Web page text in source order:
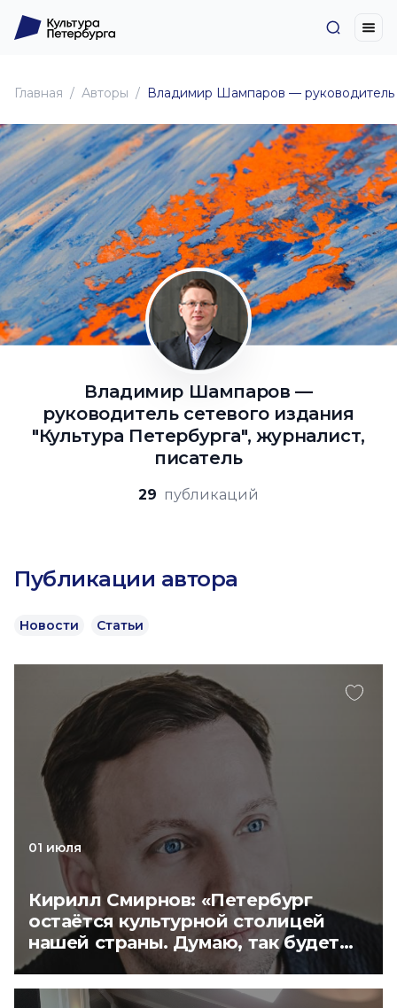
Главная Авторы Владимир Шампаров — руководитель
Владимир Шампаров —
руководитель сетевого издания
"Культура Петербурга", журналист,
писатель
29 публикаций
Публикации автора
Новости Статьи
01 июля
Кирилл Смирнов: «Петербург
остаётся культурной столицей
нашей страны. Думаю, так будет
всегда»